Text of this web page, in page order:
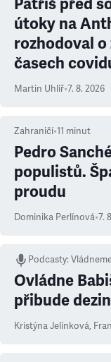
Patříš před
útoky na
rozhodoval
časech
Martin Uhlíř•7. 8. 2026
Zahraničí•11 minut
Pedro
populistů.
proudu
Dominika Perlínová•7.
Podcasty:
Ovládne
přibude
Kristýna Jelínková,